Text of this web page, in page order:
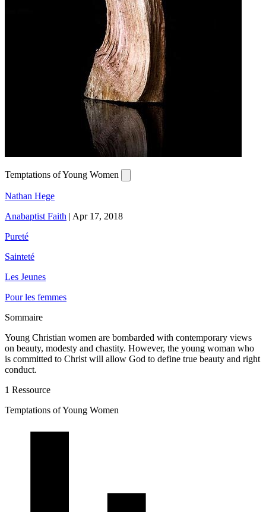
Temptations of Young Women
Nathan Hege
Anabaptist Faith | Apr 17, 2018
Pureté
Sainteté
Les Jeunes
Pour les femmes
Sommaire
Young Christian women are bombarded with contemporary views
on beauty, modesty and chastity. However, the young woman who
is committed to Christ will allow God to define true beauty and right
conduct.
1 Ressource
Temptations of Young Women